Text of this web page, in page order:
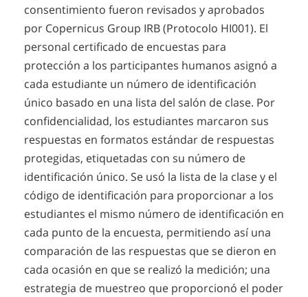
consentimiento fueron revisados y aprobados
por Copernicus Group IRB (Protocolo HI001). El
personal certificado de encuestas para
protección a los participantes humanos asignó a
cada estudiante un número de identificación
único basado en una lista del salón de clase. Por
confidencialidad, los estudiantes marcaron sus
respuestas en formatos estándar de respuestas
protegidas, etiquetadas con su número de
identificación único. Se usó la lista de la clase y el
código de identificación para proporcionar a los
estudiantes el mismo número de identificación en
cada punto de la encuesta, permitiendo así una
comparación de las respuestas que se dieron en
cada ocasión en que se realizó la medición; una
estrategia de muestreo que proporcionó el poder